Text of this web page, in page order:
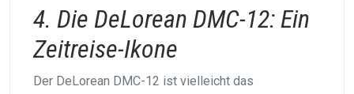
4. Die DeLorean DMC-12: Ein
Zeitreise-Ikone
Der DeLorean DMC-12 ist vielleicht das